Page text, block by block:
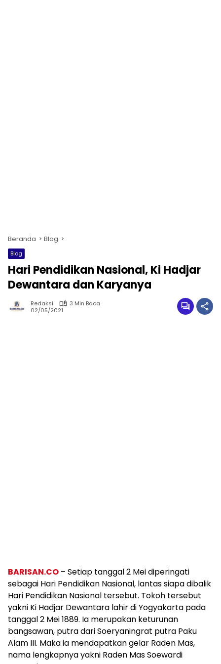
Beranda Blog
Blog
Hari Pendidikan Nasional, Ki Hadjar
Dewantara dan Karyanya
Redaksi
3 Min Baca
02/05/2021
BARISAN.CO – Setiap tanggal 2 Mei diperingati
sebagai Hari Pendidikan Nasional, lantas siapa dibalik
Hari Pendidikan Nasional tersebut. Tokoh tersebut
yakni Ki Hadjar Dewantara lahir di Yogyakarta pada
tanggal 2 Mei 1889. Ia merupakan keturunan
bangsawan, putra dari Soeryaningrat putra Paku
Alam III. Maka ia mendapatkan gelar Raden Mas,
nama lengkapnya yakni Raden Mas Soewardi